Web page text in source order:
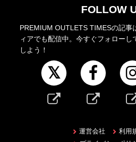
FOLLOW
PREMIUM OUTLETS TIMESの記事
ィアでも配信中。今すぐフォローし
しよう！
運営会社
利用